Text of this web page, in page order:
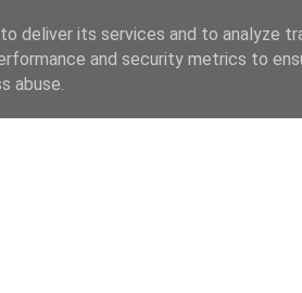
deliver its services and to analyze
and security metrics to
abuse.